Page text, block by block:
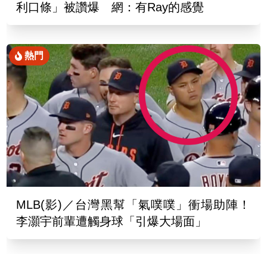
利口條」被讚爆 網：有Ray的感覺
熱門
MLB(影)／台灣黑幫「氣噗噗」衝場助陣！
李灝宇前輩遭觸身球「引爆大場面」